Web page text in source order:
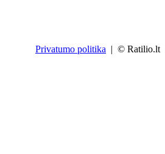
Privatumo politika | © Ratilio.lt